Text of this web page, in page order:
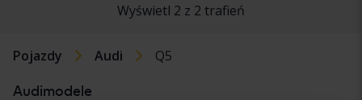
Wyświetl 2 z 2 trafień
Pojazdy Audi Q5
Audimodele